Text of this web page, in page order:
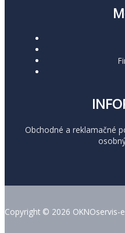
Obchodné a reklamačné
Copyright © 2026 OKNOservis-